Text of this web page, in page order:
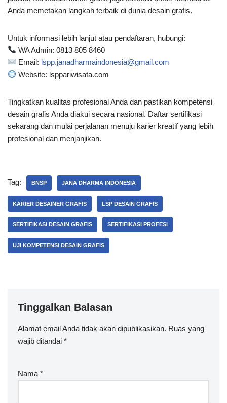
Anda memetakan langkah terbaik di dunia desain grafis.
Untuk informasi lebih lanjut atau pendaftaran, hubungi:
WA Admin: 0813 805 8460
Email: lspp.janadharmaindonesia@gmail.com
Website: lsppariwisata.com
Tingkatkan kualitas profesional Anda dan pastikan kompetensi
desain grafis Anda diakui secara nasional. Daftar sertifikasi
sekarang dan mulai perjalanan menuju karier kreatif yang lebih
profesional dan menjanjikan.
Tag: BNSP JANA DHARMA INDONESIA
KARIER DESAINER GRAFIS LSP DESAIN GRAFIS
SERTIFIKASI DESAIN GRAFIS SERTIFIKASI PROFESI
UJI KOMPETENSI DESAIN GRAFIS
Tinggalkan Balasan
Alamat email Anda tidak akan dipublikasikan. Ruas yang
wajib ditandai *
Nama *